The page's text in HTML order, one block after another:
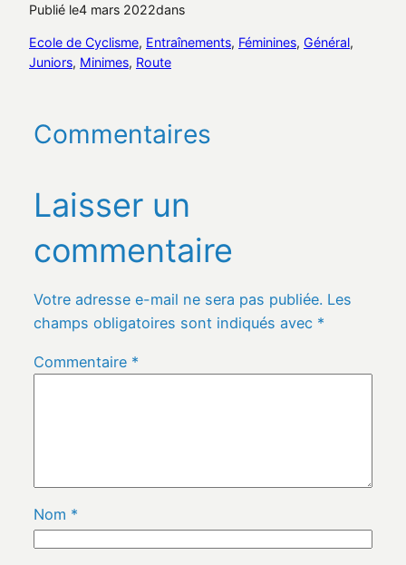
Publié le4 mars 2022dans
Ecole de Cyclisme, Entraînements, Féminines, Général
Juniors, Minimes, Route
Commentaires
Laisser un
commentaire
Votre adresse e-mail ne sera pas publiée. Les
champs obligatoires sont indiqués avec *
Commentaire *
Nom *